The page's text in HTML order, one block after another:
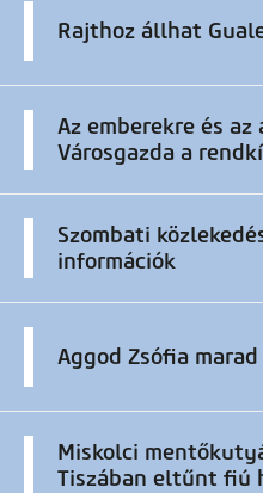
Rajthoz állhat
Az emberekre és
Városgazda a
Szombati
információk
Aggod Zsófia marad
Miskolci
Tiszában eltűnt fiú